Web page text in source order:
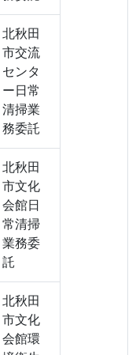
北秋田
市交流
センタ
ー日常
清掃業
務委託
北秋田
市文化
会館日
常清掃
業務委
託
北秋田
市文化
会館環